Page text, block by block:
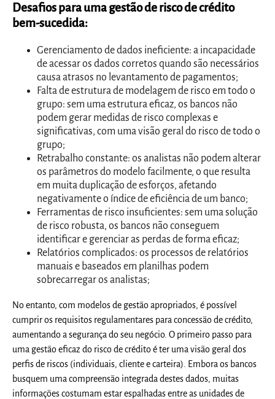
Desafios para uma gestão de risco de crédito
bem-sucedida:
Gerenciamento de dados ineficiente: a incapacidade
de acessar os dados corretos quando são necessários
causa atrasos no levantamento de pagamentos;
Falta de estrutura de modelagem de risco em todo o
grupo: sem uma estrutura eficaz, os bancos não
podem gerar medidas de risco complexas e
significativas, com uma visão geral do risco de todo o
grupo;
Retrabalho constante: os analistas não podem alterar
os parâmetros do modelo facilmente, o que resulta
em muita duplicação de esforços, afetando
negativamente o índice de eficiência de um banco;
Ferramentas de risco insuficientes: sem uma solução
de risco robusta, os bancos não conseguem
identificar e gerenciar as perdas de forma eficaz;
Relatórios complicados: os processos de relatórios
manuais e baseados em planilhas podem
sobrecarregar os analistas;
No entanto, com modelos de gestão apropriados, é possível
cumprir os requisitos regulamentares para concessão de crédito,
aumentando a segurança do seu negócio. O primeiro passo para
uma gestão eficaz do risco de crédito é ter uma visão geral dos
perfis de riscos (individuais, cliente e carteira). Embora os bancos
busquem uma compreensão integrada destes dados, muitas
informações costumam estar espalhadas entre as unidades de